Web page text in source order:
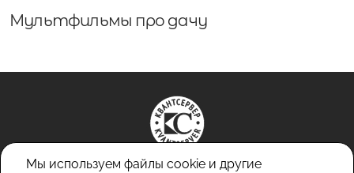
Мультфильмы про дачу
Мы используем файлы cookie и другие